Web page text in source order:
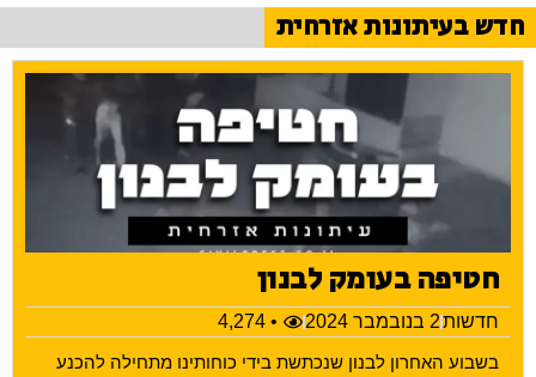
חדש בעיתונות אזרחית
חטיפה בעומק לבנון
חדשות2 בנובמבר 2024
• 4,274
בשבוע האחרון לבנון שנכתשת בידי כוחותינו מתחילה להכנע